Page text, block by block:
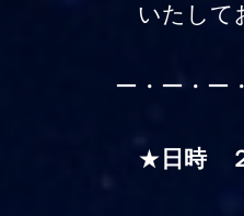
いたして
ー・ー・ー
★ 日時